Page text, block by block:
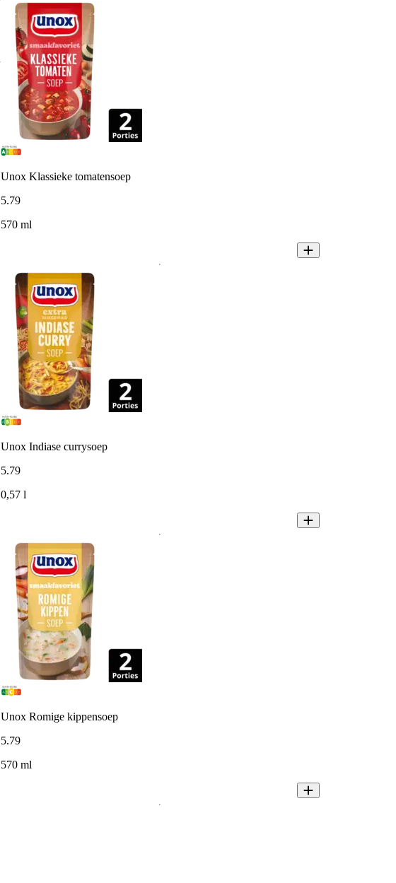
Unox Klassieke tomatensoep
5.79
570 ml
Unox Indiase currysoep
5.79
0,57 l
Unox Romige kippensoep
5.79
570 ml